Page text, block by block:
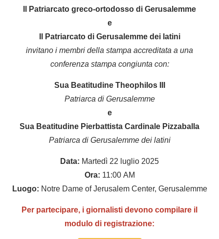
Il Patriarcato greco-ortodosso di Gerusalemme
e
Il Patriarcato di Gerusalemme dei latini
invitano i membri della stampa accreditata a una
conferenza stampa congiunta con:
Sua Beatitudine Theophilos III
Patriarca di Gerusalemme
e
Sua Beatitudine Pierbattista Cardinale Pizzaballa
Patriarca di Gerusalemme dei latini
Data:Martedì 22 luglio 2025
Ora:11:00 AM
Luogo:Notre Dame of Jerusalem Center, Gerusalemme
Per partecipare, i giornalisti devono compilare il
modulo di registrazione: